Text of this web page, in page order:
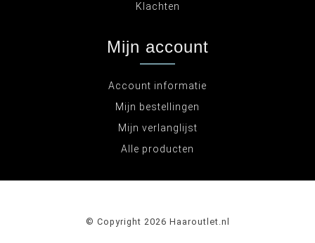
Klachten
Mijn account
Account informatie
Mijn bestellingen
Mijn verlanglijst
Alle producten
© Copyright 2026 Haaroutlet.nl